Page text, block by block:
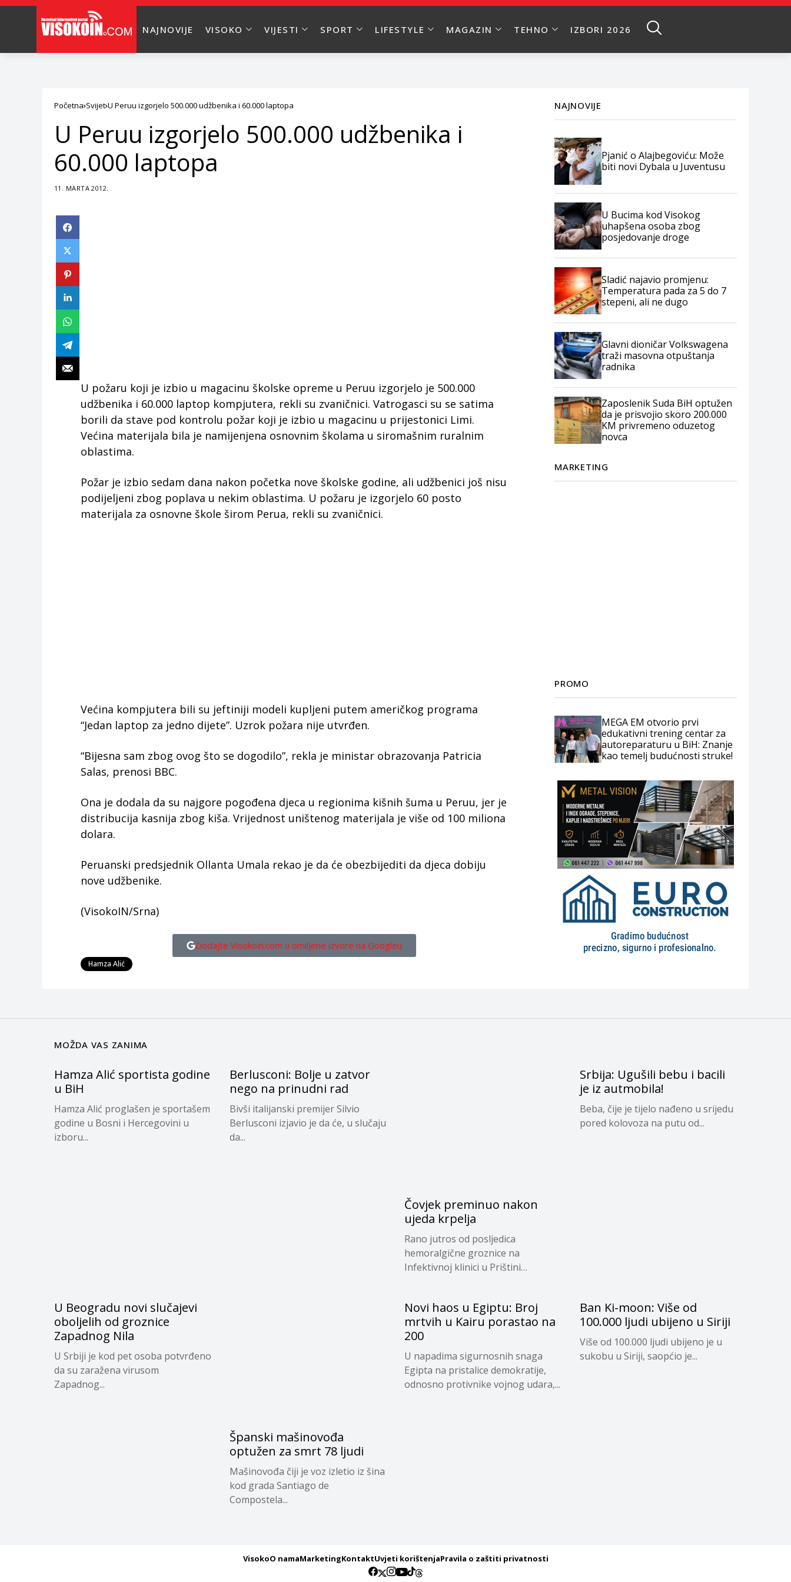
NAJNOVIJE VISOKO VIJESTI SPORT LIFESTYLE MAGAZIN TEHNO IZBORI 2026
Početna Svijet U Peruu izgorjelo 500.000 udžbenika i 60.000 laptopa
U Peruu izgorjelo 500.000 udžbenika i
60.000 laptopa
11. MARTA 2012.
U požaru koji je izbio u magacinu školske opreme u Peruu izgorjelo je 500.000
udžbenika i 60.000 laptop kompjutera, rekli su zvaničnici. Vatrogasci su se satima
borili da stave pod kontrolu požar koji je izbio u magacinu u prijestonici Limi.
Većina materijala bila je namijenjena osnovnim školama u siromašnim ruralnim
oblastima.
Požar je izbio sedam dana nakon početka nove školske godine, ali udžbenici još nisu
podijeljeni zbog poplava u nekim oblastima. U požaru je izgorjelo 60 posto
materijala za osnovne škole širom Perua, rekli su zvaničnici.
Većina kompjutera bili su jeftiniji modeli kupljeni putem američkog programa
“Jedan laptop za jedno dijete”. Uzrok požara nije utvrđen.
“Bijesna sam zbog ovog što se dogodilo”, rekla je ministar obrazovanja Patricia
Salas, prenosi BBC.
Ona je dodala da su najgore pogođena djeca u regionima kišnih šuma u Peruu, jer je
distribucija kasnija zbog kiša. Vrijednost uništenog materijala je više od 100 miliona
dolara.
Peruanski predsjednik Ollanta Umala rekao je da će obezbijediti da djeca dobiju
nove udžbenike.
(VisokoIN/Srna)
Dodajte Visokoin.com u omiljene izvore na Googleu
Hamza Alić
NAJNOVIJE
Pjanić o Alajbegoviću: Može
biti novi Dybala u Juventusu
U Bucima kod Visokog
uhapšena osoba zbog
posjedovanje droge
Sladić najavio promjenu:
Temperatura pada za 5 do 7
stepeni, ali ne dugo
Glavni dioničar Volkswagena
traži masovna otpuštanja
radnika
Zaposlenik Suda BiH optužen
da je prisvojio skoro 200.000
KM privremeno oduzetog
novca
MARKETING
PROMO
MEGA EM otvorio prvi
edukativni trening centar za
autoreparaturu u BiH: Znanje
kao temelj budućnosti struke!
MOŽDA VAS ZANIMA
Hamza Alić sportista godine
u BiH
Hamza Alić proglašen je sportašem
godine u Bosni i Hercegovini u
izboru...
Berlusconi: Bolje u zatvor
nego na prinudni rad
Bivši italijanski premijer Silvio
Berlusconi izjavio je da će, u slučaju
da...
Čovjek preminuo nakon
ujeda krpelja
Rano jutros od posljedica
hemoralgične groznice na
Infektivnoj klinici u Prištini
Srbija: Ugušili bebu i bacili
je iz autmobila!
Beba, čije je tijelo nađeno u srijedu
pored kolovoza na putu od...
U Beogradu novi slučajevi
oboljelih od groznice
Zapadnog Nila
U Srbiji je kod pet osoba potvrđeno
da su zaražena virusom
Zapadnog...
Španski mašinovođa
optužen za smrt 78 ljudi
Mašinovođa čiji je voz izletio iz šina
kod grada Santiago de
Compostela...
Novi haos u Egiptu: Broj
mrtvih u Kairu porastao na
200
U napadima sigurnosnih snaga
Egipta na pristalice demokratije,
odnosno protivnike vojnog udara,...
Ban Ki-moon: Više od
100.000 ljudi ubijeno u Siriji
Više od 100.000 ljudi ubijeno je u
sukobu u Siriji, saopćio je...
VisokoO namaMarketingKontaktUvjeti korištenjaPravila o zaštiti privatnosti